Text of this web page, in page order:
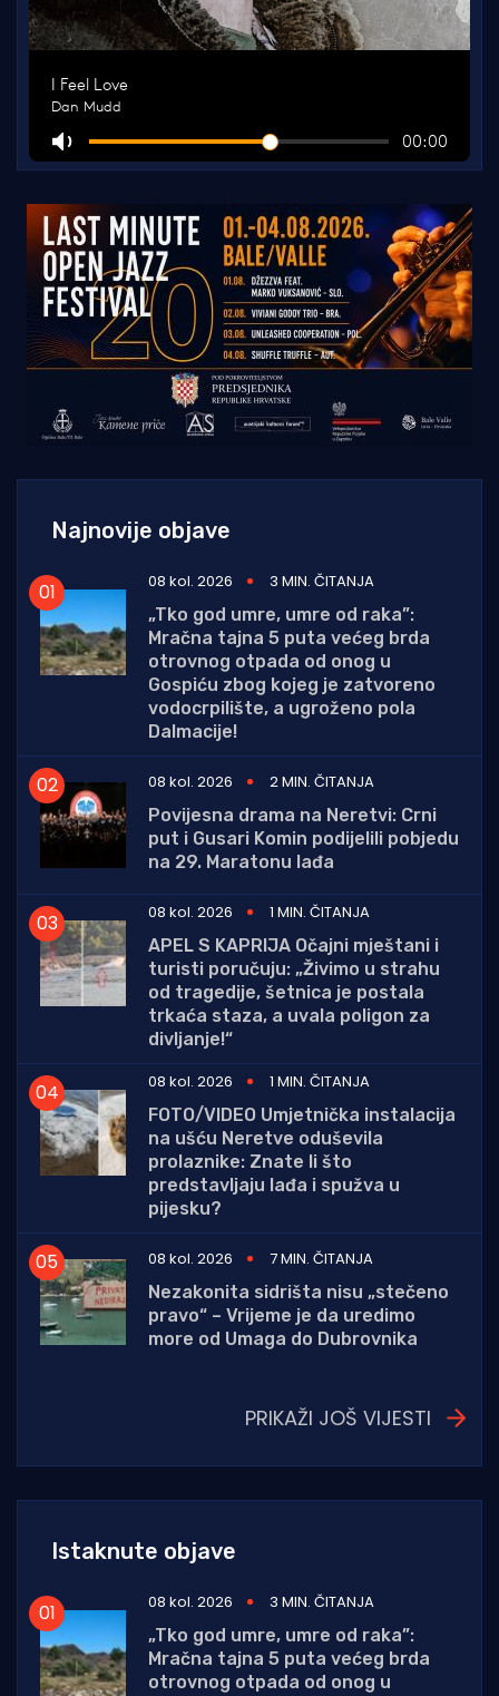
Najnovije objave
08 kol. 2026
3 MIN. ČITANJA
„Tko god umre, umre od raka”:
Mračna tajna 5 puta većeg brda
otrovnog otpada od onog u
Gospiću zbog kojeg je zatvoreno
vodocrpilište, a ugroženo pola
Dalmacije!
08 kol. 2026
2 MIN. ČITANJA
Povijesna drama na Neretvi: Crni
put i Gusari Komin podijelili pobjedu
na 29. Maratonu lađa
08 kol. 2026
1 MIN. ČITANJA
APEL S KAPRIJA Očajni mještani i
turisti poručuju: „Živimo u strahu
od tragedije, šetnica je postala
trkaća staza, a uvala poligon za
divljanje!“
08 kol. 2026
1 MIN. ČITANJA
FOTO/VIDEO Umjetnička instalacija
na ušću Neretve oduševila
prolaznike: Znate li što
predstavljaju lađa i spužva u
pijesku?
08 kol. 2026
7 MIN. ČITANJA
Nezakonita sidrišta nisu „stečeno
pravo“ – Vrijeme je da uredimo
more od Umaga do Dubrovnika
PRIKAŽI JOŠ VIJESTI
Istaknute objave
08 kol. 2026
3 MIN. ČITANJA
„Tko god umre, umre od raka”:
Mračna tajna 5 puta većeg brda
otrovnog otpada od onog u